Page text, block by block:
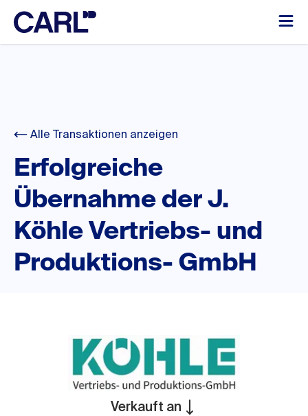
Alle Transaktionen anzeigen
Erfolgreiche
Übernahme der J.
Köhle Vertriebs- und
Produktions- GmbH
Verkauft an